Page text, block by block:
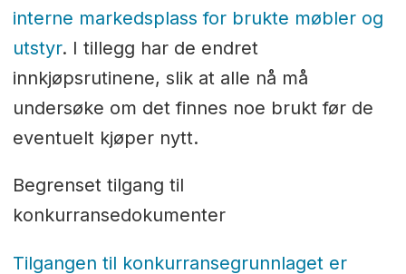
interne markedsplass for brukte møbler og
utstyr. I tillegg har de endret
innkjøpsrutinene, slik at alle nå må
undersøke om det finnes noe brukt før de
eventuelt kjøper nytt.
Begrenset tilgang til
konkurransedokumenter
Tilgangen til konkurransegrunnlaget er